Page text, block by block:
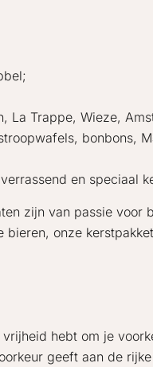
La Trappe, Wieze,
bonbons,
en speciaal
zijn van passie voor
onze
hebt om je
geeft aan de